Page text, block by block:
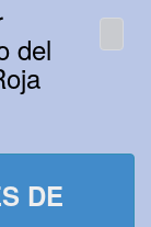
del
DE